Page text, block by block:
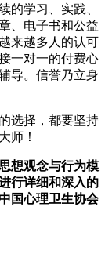
的学习、实践、
、电子书和公益
来越多人的认可
一对一的付费心
导。信誉乃立身
选择，都要坚持
师！
想观念与行为模
行详细和深入的
国心理卫生协会